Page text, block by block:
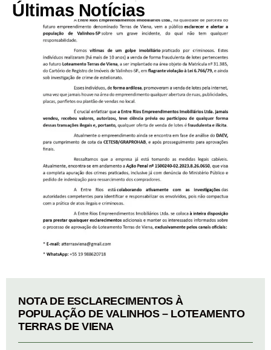
Últimas Notícias
NOTA DE ESCLARECIMENTOS À
POPULAÇÃO DE VALINHOS – LOTEAMENTO
TERRAS DE VIENA